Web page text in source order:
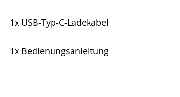
1x USB-Typ-C-Ladekabel
1x Bedienungsanleitung